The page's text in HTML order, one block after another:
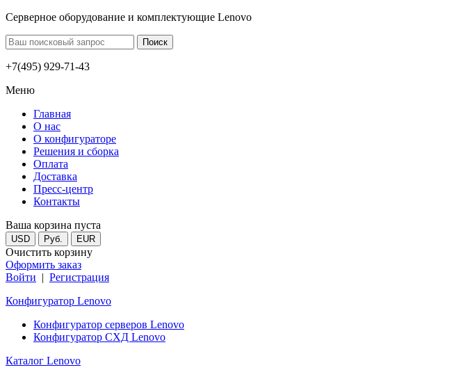
Серверное оборудование и комплектующие Lenovo
+7(495) 929-71-43
Меню
Главная
О нас
О конфигураторе
Решения и сборка
Оплата
Доставка
Пресс-центр
Контакты
Ваша корзина пуста
USD Руб. EUR
Очистить корзину
Оформить заказ
Войти | Регистрация
Конфигуратор Lenovo
Конфигуратор серверов Lenovo
Конфигуратор СХД Lenovo
Каталог Lenovo